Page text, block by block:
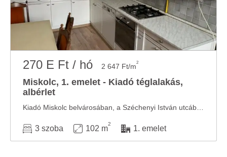
270 E Ft / hó 2 647 Ft/m2
Miskolc, 1. emelet - Kiadó téglalakás,
albérlet
3 szoba 102 m
2
1. emelet